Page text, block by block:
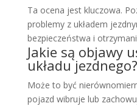
Ta ocena jest kluczowa.
problemy z układem
bezpieczeństwa i
Jakie są objawy
układu jezdnego?
Może to być
pojazd wibruje lub